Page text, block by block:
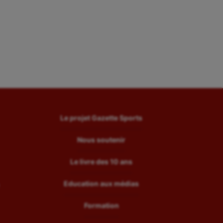
Le projet Gazette Sports
Nous soutenir
Le livre des 10 ans
Education aux médias
Formation